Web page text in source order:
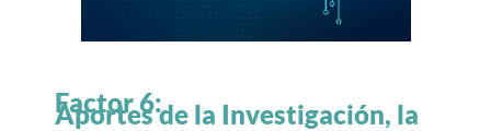
Factor 6:
Aportes de la Investigación, la